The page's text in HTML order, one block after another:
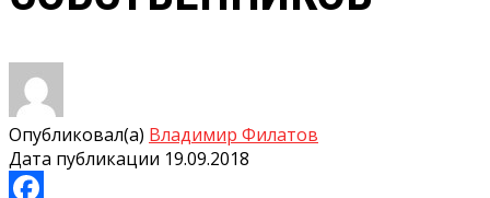
Опубликовал(а) Владимир Филатов
Дата публикации 19.09.2018